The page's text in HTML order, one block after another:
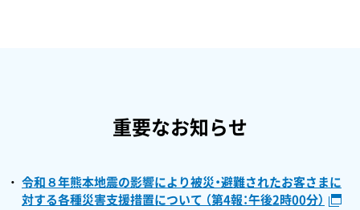
重要なお知らせ
令和８年熊本地震の影響により被災・避難されたお客さまに
対する各種災害支援措置について （第4報：午後2時00分）